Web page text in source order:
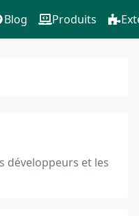
Blog Produits
développeurs et les